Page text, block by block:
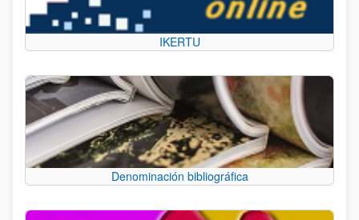
IKERTU
Denominación bibliográfica